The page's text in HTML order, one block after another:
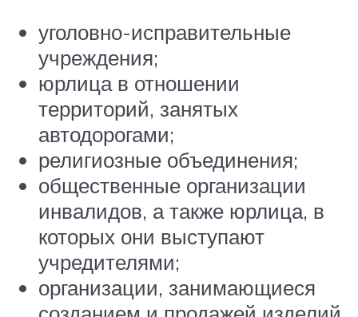
уголовно-исправительные
учреждения;
юрлица в отношении
территорий, занятых
автодорогами;
религиозные объединения;
общественные организации
инвалидов, а также юрлица, в
которых они выступают
учредителями;
организации, занимающиеся